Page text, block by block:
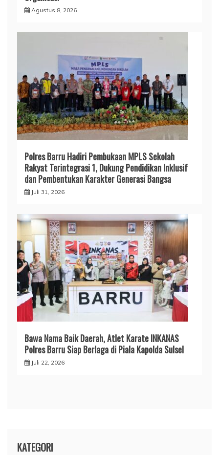
Agustus 8, 2026
Polres Barru Hadiri Pembukaan MPLS Sekolah
Rakyat Terintegrasi 1, Dukung Pendidikan Inklusif
dan Pembentukan Karakter Generasi Bangsa
Juli 31, 2026
​Bawa Nama Baik Daerah, Atlet Karate INKANAS
Polres Barru Siap Berlaga di Piala Kapolda Sulsel
Juli 22, 2026
KATEGORI